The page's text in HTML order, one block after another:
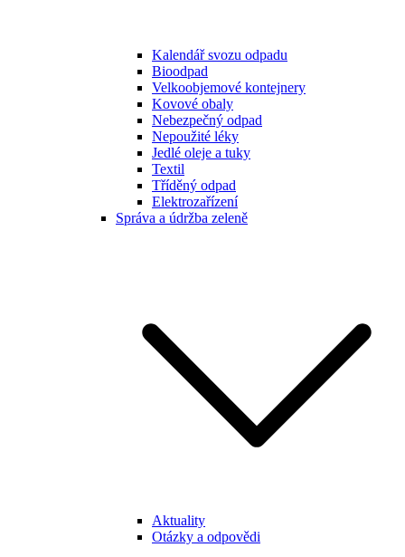
Kalendář svozu odpadu
Bioodpad
Velkoobjemové kontejnery
Kovové obaly
Nebezpečný odpad
Nepoužité léky
Jedlé oleje a tuky
Textil
Tříděný odpad
Elektrozařízení
Správa a údržba zeleně
Aktuality
Otázky a odpovědi